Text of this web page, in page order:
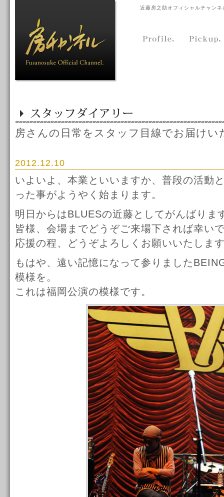
近藤房之助オフィシャルチャン
房さんの日常をスタッフ目線でお届けい
2012.12.10
いよいよ、本業といいますか、普段の活動
った事がようやく始まります。
明日からはBLUESの近藤としてがんばりま
皆様、会場までどうぞご来場下されば幸い
応援の程、どうぞよろしくお願いいたしま
もはや、遠い記憶になって参りました
模様を。
これは福岡公演の模様です。